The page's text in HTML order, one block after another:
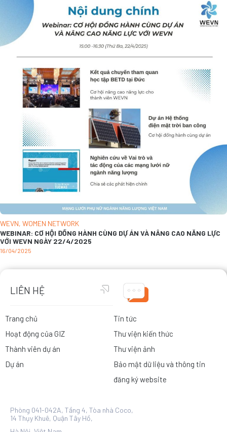
WEVN, WOMEN NETWORK
WEBINAR: CƠ HỘI ĐỒNG HÀNH CÙNG DỰ ÁN VÀ NÂNG CAO NĂNG LỰC
VỚI WEVN NGÀY 22/4/2025
16/04/2025
LIÊN HỆ
Trang chủ
Hoạt động của GIZ
Thành viên dự án
Dự án
Tin tức
Thư viện kiến thức
Thư viện ảnh
Bảo mật dữ liệu và thông tin
đăng ký website
Phòng 041-042A, Tầng 4, Tòa nhà Coco,
14 Thụy Khuê, Quận Tây Hồ,